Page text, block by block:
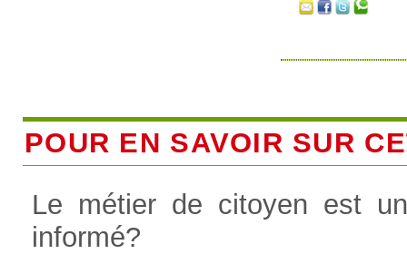
POUR EN SAVOIR SUR
Le métier de citoyen est
informé?